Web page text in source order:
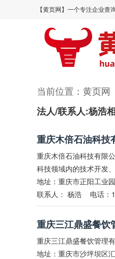
【黄页网】一个专注企业查
当前位置： 黄页网
法人/联系人:杨浩
重庆木倍石油科技
重庆木倍石油科技有限
科技领域内的技术开发
地址：重庆市正阳工业
联系人： 杨浩 电话：
重庆三江鼎盛餐饮
重庆三江鼎盛餐饮管理
地址：重庆市沙坪坝区